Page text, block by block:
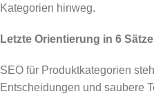
Kategorien hinweg.
Letzte Orientierung in 6
SEO für Produktkategorien
Entscheidungen und saubere